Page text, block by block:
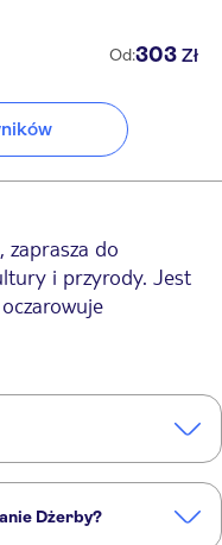
Od:303 Zł
zaprasza do
i przyrody. Jest
palmami oraz
Souk, jest
fortów.
na Wyspę Flamingów
Dżerby:
powietrzu. Jednak
Dżerby?